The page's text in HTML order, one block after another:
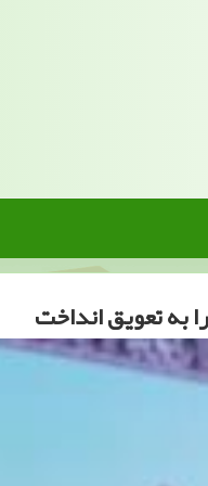
به تعویق انداخت